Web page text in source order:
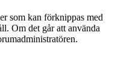
som kan förknippas med
Om det går att använda